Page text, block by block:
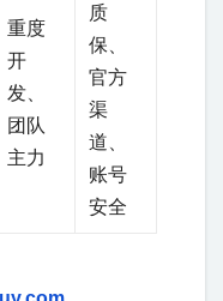
重度
开
发、
团队
主力
质
保、
官方
渠
道、
账号
安全